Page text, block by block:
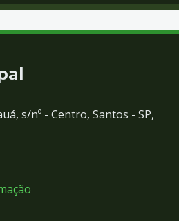
s/nº - Centro, Santos - SP,